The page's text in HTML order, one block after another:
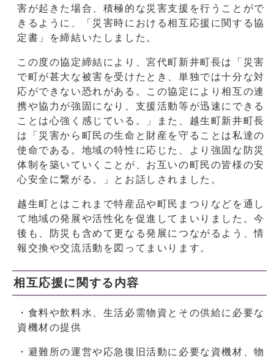
害が起きた場合、積極的な災害支援を行うことがで
きるように、「災害時における相互応援に関する協
定書」を締結いたしました。
この度の協定締結により、宮代町新井町長は「災害
で町が甚大な被害を受けたとき、単独では十分な対
応ができない恐れがある。この協定により相互の連
携や協力が強固になり、支援活動等が迅速にできる
ことは心強く感じている。」また、越生町新井町長
は「災害から町民の生命と財産を守ることは私達の
使命である。地域の特性に応じた、より強固な防災
体制を築いていくことが、お互いの町民の皆様の安
心安全に繋がる。」とお話しされました。
越生町とはこれまで特産品や町民まつりなどを通し
て地域の発展や活性化を促進してまいりました。今
後も、防災も含めて更なる発展につながるよう、情
報交換や交流活動を図ってまいります。
相互応援に関する内容
・食料や飲料水、生活必需物資とその供給に必要な
資機材の提供
・避難所の運営や応急復旧活動に必要な資機材、物